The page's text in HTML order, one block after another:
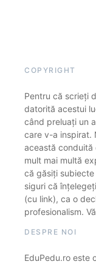
COPYRIGHT
Pentru că scrieți
datorită acestui
când preluați un
care v-a inspirat.
această conduită
mult mai multă
că găsiți
siguri că
(cu link), ca o
profesionalism.
DESPRE NOI
EduPedu.ro este